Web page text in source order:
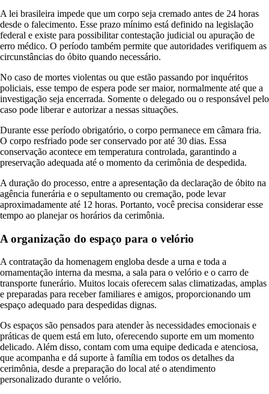
A lei brasileira impede que um corpo seja cremado antes de 24 horas
desde o falecimento. Esse prazo mínimo está definido na legislação
federal e existe para possibilitar contestação judicial ou apuração de
erro médico. O período também permite que autoridades verifiquem as
circunstâncias do óbito quando necessário.
No caso de mortes violentas ou que estão passando por inquéritos
policiais, esse tempo de espera pode ser maior, normalmente até que a
investigação seja encerrada. Somente o delegado ou o responsável pelo
caso pode liberar e autorizar a nessas situações.
Durante esse período obrigatório, o corpo permanece em câmara fria.
O corpo resfriado pode ser conservado por até 30 dias. Essa
conservação acontece em temperatura controlada, garantindo a
preservação adequada até o momento da cerimônia de despedida.
A duração do processo, entre a apresentação da declaração de óbito na
agência funerária e o sepultamento ou cremação, pode levar
aproximadamente até 12 horas. Portanto, você precisa considerar esse
tempo ao planejar os horários da cerimônia.
A organização do espaço para o velório
A contratação da homenagem engloba desde a urna e toda a
ornamentação interna da mesma, a sala para o velório e o carro de
transporte funerário. Muitos locais oferecem salas climatizadas, amplas
e preparadas para receber familiares e amigos, proporcionando um
espaço adequado para despedidas dignas.
Os espaços são pensados para atender às necessidades emocionais e
práticas de quem está em luto, oferecendo suporte em um momento
delicado. Além disso, contam com uma equipe dedicada e atenciosa,
que acompanha e dá suporte à família em todos os detalhes da
cerimônia, desde a preparação do local até o atendimento
personalizado durante o velório.